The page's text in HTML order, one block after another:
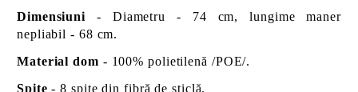
Dimensiuni - Diametru - 74 cm, lungime maner
nepliabil - 68 cm.
Material dom - 100% polietilenă /POE/.
Spițe - 8 spițe din fibră de sticlă.